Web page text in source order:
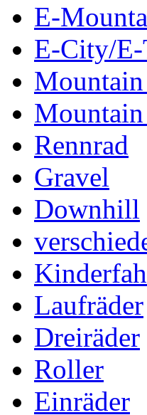
E-
E-City/
Rennrad
Gravel
Downhill
Laufräder
Dreiräder
Roller
Einräder